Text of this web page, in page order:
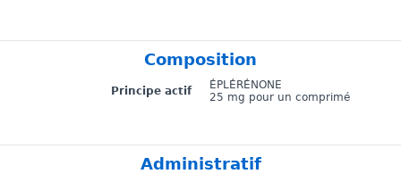
Composition
Principe actif
ÉPLÉRÉNONE
25 mg pour un comprimé
Administratif